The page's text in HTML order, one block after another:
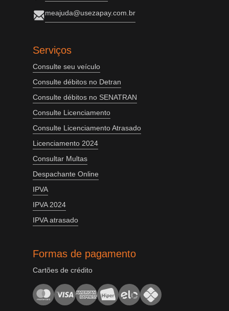
meajuda@usezapay.com.br
Serviços
Consulte seu veículo
Consulte débitos no Detran
Consulte débitos no SENATRAN
Consulte Licenciamento
Consulte Licenciamento Atrasado
Licenciamento 2024
Consultar Multas
Despachante Online
IPVA
IPVA 2024
IPVA atrasado
Formas de pagamento
Cartões de crédito